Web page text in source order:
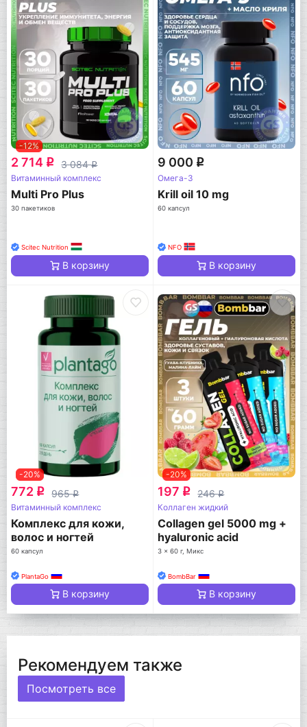
-12%
2 714 q 3 084q
Витаминный комплекс
Multi Pro Plus
30 пакетиков
Scitec Nutrition
В корзину
9 000 q
Омега-3
Krill oil 10 mg
60 капсул
NFO
В корзину
-20%
772 q 965q
Витаминный комплекс
Комплекс для кожи,
волос и ногтей
60 капсул
PlantaGo
В корзину
-20%
197 q 246q
Коллаген жидкий
Collagen gel 5000 mg +
hyaluronic acid
3 x 60 г, Микс
BombBar
В корзину
Рекомендуем также
Посмотреть все